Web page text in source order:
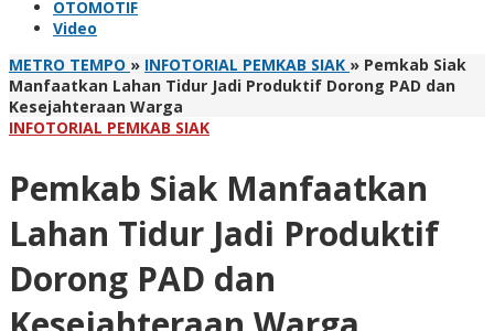
OTOMOTIF
Video
METRO TEMPO » INFOTORIAL PEMKAB SIAK » Pemkab Siak
Manfaatkan Lahan Tidur Jadi Produktif Dorong PAD dan
Kesejahteraan Warga
INFOTORIAL PEMKAB SIAK
Pemkab Siak Manfaatkan
Lahan Tidur Jadi Produktif
Dorong PAD dan